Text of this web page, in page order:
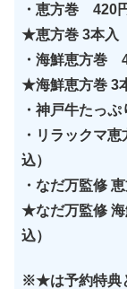
・恵方巻 420
★恵方巻 3本入
・海鮮恵方巻
★海鮮恵方巻 3
・神戸牛たっ
・リラックマ
込）
・なだ万監修
★なだ万監修
込）
※★は予約特典